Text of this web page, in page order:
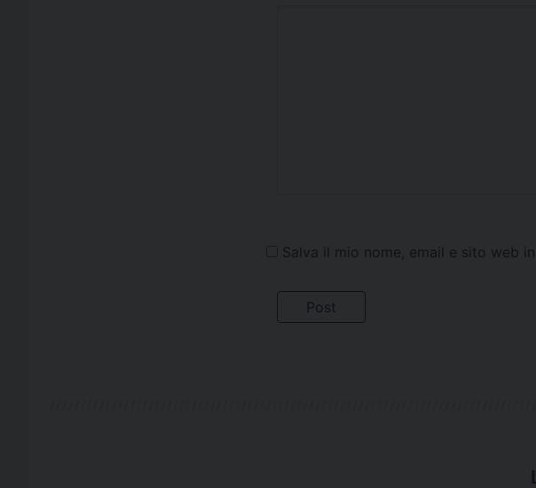
Salva il mio nome, email e sito web